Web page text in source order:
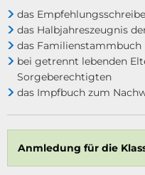
das
das Halbjahreszeugnis
das Familienstammbuch
bei getrennt lebenden
Sorgeberechtigten
das Impfbuch zum
Anmledung für die